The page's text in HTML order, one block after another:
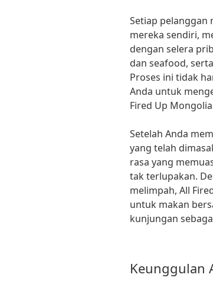
Setiap pelanggan
mereka sendiri,
dengan selera
dan seafood,
Proses ini tidak
Anda untuk
Fired Up
Setelah Anda
yang telah
rasa yang
tak terlupakan.
melimpah, All
untuk makan
kunjungan
Keunggulan